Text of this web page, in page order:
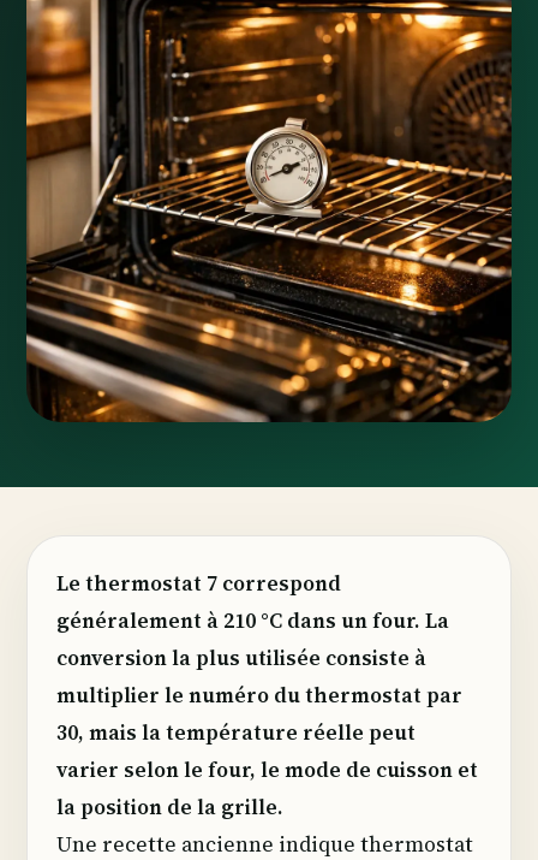
Le thermostat 7 correspond
généralement à 210 °C dans un four. La
conversion la plus utilisée consiste à
multiplier le numéro du thermostat par
30, mais la température réelle peut
varier selon le four, le mode de cuisson et
la position de la grille.
Une recette ancienne indique thermostat